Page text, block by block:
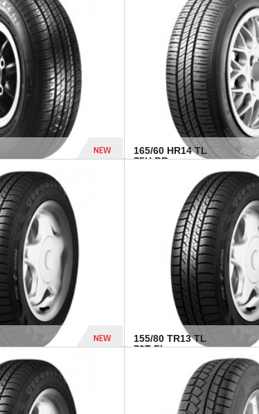
NEW
448 Dhs
165/60 HR14 TL
75H BR...
NEW
155/80 TR13 TL
79T FI...